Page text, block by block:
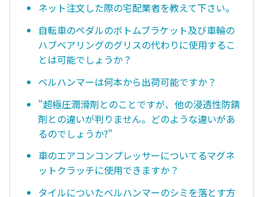
ネット注文した際の宅配業者を教えて下さい。
自転車のペダルのボトムブラケット及び車輪の
ハブベアリングのグリスの代わりに使用するこ
とは可能でしょうか？
ベルハンマーは何本から出荷可能ですか？
"超極圧潤滑剤とのことですが、他の浸透性防錆
剤との違いが判りません。どのような違いがあ
るのでしょうか?"
車のエアコンコンプレッサーについてるマグネ
ットクラッチに使用できますか？
タイルについたベルハンマーのシミを落とす方